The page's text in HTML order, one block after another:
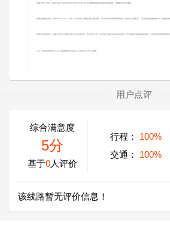
免费“大胃王”比赛：每周六周天云中农场会举行大胃王比赛，吃羌山腊肉香肠和其他羌家美味食物，可赢取景区礼包奖励。
免费羌族婚礼体验：每天中午 12 点-12 点半，云中农场广场都会举行羌族婚礼，可以亲身参与扮演新郎新娘，或者加入迎亲队伍，可以同当地羌族姑娘小伙一起载歌载
免费丰收巡游活动：每周六周天中午景区会举办丰收巡游活动，庆祝羌年丰收，也 可以让您感受浓浓的羌族特色，还可以参加免费体验灌香肠，打米花筒和荞麦馍馍 等特
下午：乘坐索道/观光车下山，带着愉快的心情返回，结束行程，统一在散团。
用户点评
综合满意度
5分
基于0人评价
行程： 100%
交通：
100%
该线路暂无评价信息！